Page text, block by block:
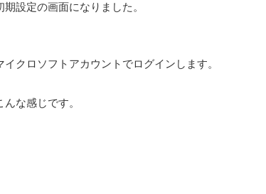
期設定の画面になりました。
クロソフトアカウントでログインします。
な感じです。